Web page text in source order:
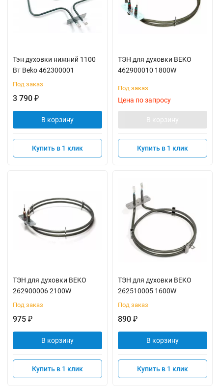
Тэн духовки нижний 1100
Вт Beko 462300001
Под заказ
3 790 ₽
В корзину
Купить в 1 клик
ТЭН для духовки BEKO
462900010 1800W
Под заказ
Цена по запросу
В корзину
Купить в 1 клик
ТЭН для духовки BEKO
262900006 2100W
Под заказ
975 ₽
В корзину
Купить в 1 клик
ТЭН для духовки BEKO
262510005 1600W
Под заказ
890 ₽
В корзину
Купить в 1 клик